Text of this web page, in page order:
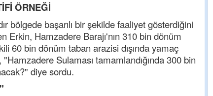
ÖRNEĞİ
bölgede başarılı bir şekilde faaliyet gösterdiğini
Erkin, Hamzadere Barajı'nın 310 bin dönüm
60 bin dönüm taban arazisi dışında yamaç
Sulaması tamamlandığında 300 bin
diye sordu.
terbiyesi Almamış pis insanların Çöplerini
toplayıp Kon... DEVAMI
Ereğlili
Ereğli Futbol Kulübünü Erdemir'i özelleştirenler
düşünsün ve sahip çıksınlar. Erdemir